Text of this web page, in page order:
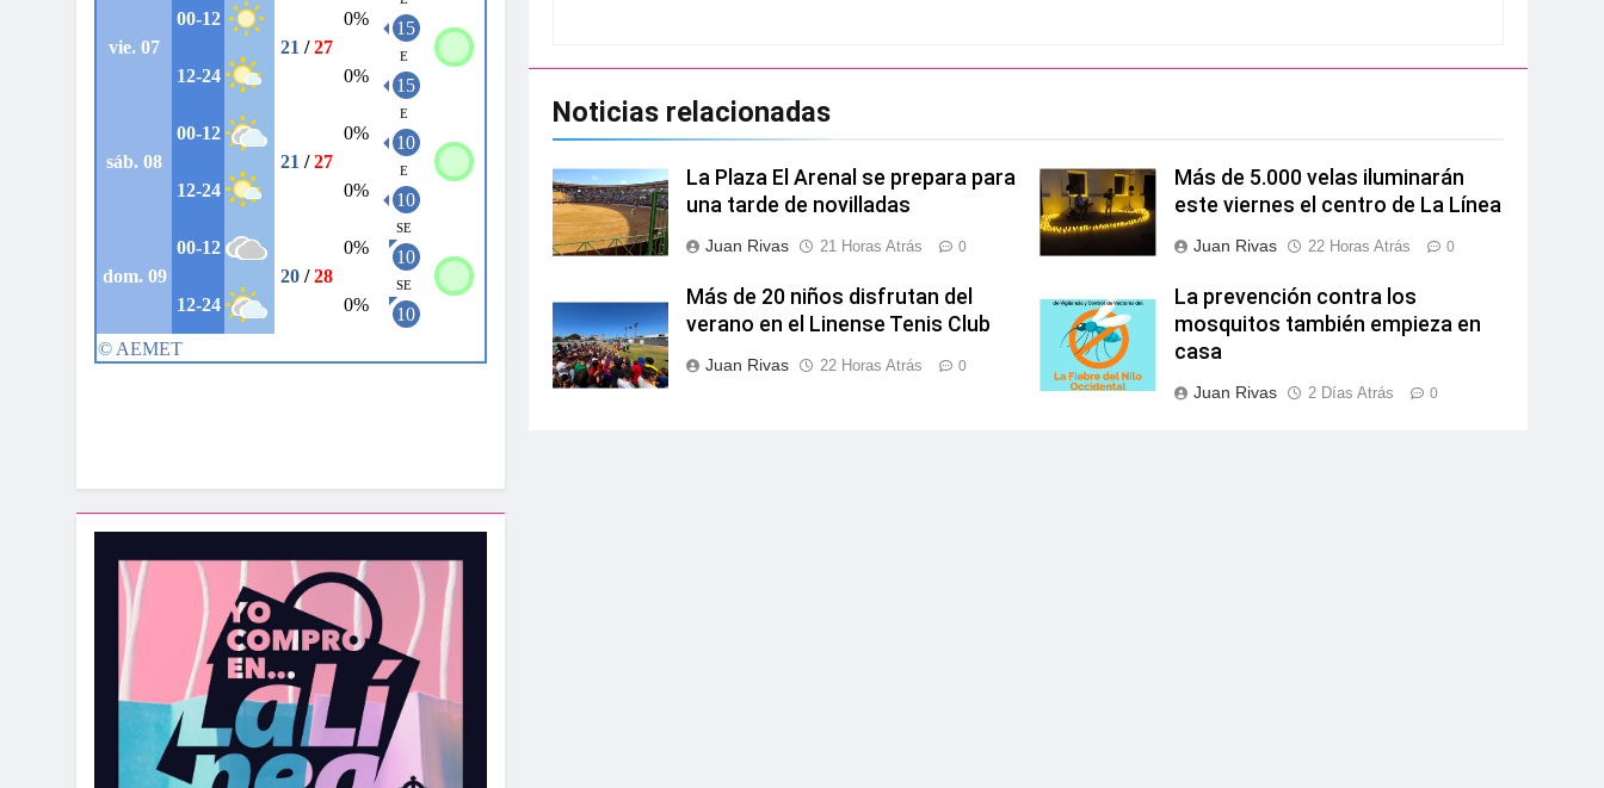
Noticias relacionadas
La Plaza El Arenal se prepara para
una tarde de novilladas
Juan Rivas 21 Horas Atrás 0
Más de 5.000 velas iluminarán
este viernes el centro de La Línea
Juan Rivas 22 Horas Atrás 0
Más de 20 niños disfrutan del
verano en el Linense Tenis Club
Juan Rivas 22 Horas Atrás 0
La prevención contra los
mosquitos también empieza en
casa
Juan Rivas 2 Días Atrás 0